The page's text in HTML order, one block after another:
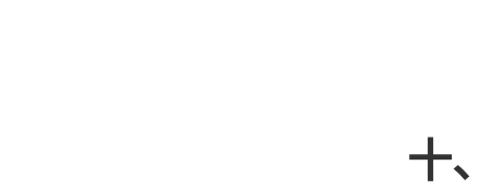
十